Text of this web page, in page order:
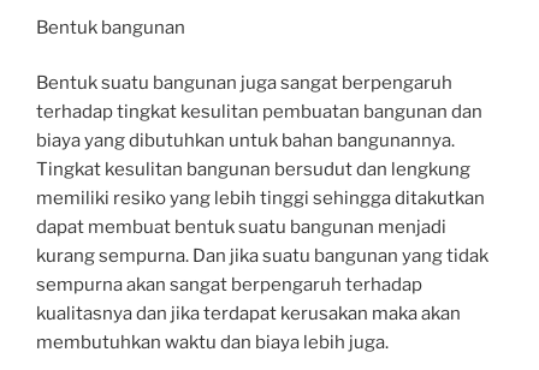
Bentuk bangunan
Bentuk suatu bangunan juga sangat berpengaruh
terhadap tingkat kesulitan pembuatan bangunan dan
biaya yang dibutuhkan untuk bahan bangunannya.
Tingkat kesulitan bangunan bersudut dan lengkung
memiliki resiko yang lebih tinggi sehingga ditakutkan
dapat membuat bentuk suatu bangunan menjadi
kurang sempurna. Dan jika suatu bangunan yang tidak
sempurna akan sangat berpengaruh terhadap
kualitasnya dan jika terdapat kerusakan maka akan
membutuhkan waktu dan biaya lebih juga.